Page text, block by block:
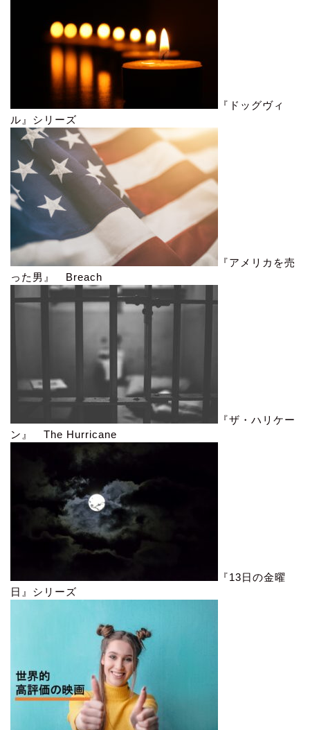
『ドッグヴィ
ル』シリーズ
『アメリカを売
った男』 Breach
『ザ・ハリケー
ン』 The Hurricane
『13日の金曜
日』シリーズ